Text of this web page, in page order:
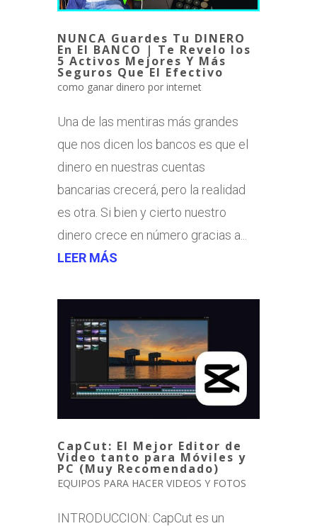
NUNCA Guardes Tu DINERO
En El BANCO | Te Revelo los
5 Activos Mejores Y Más
Seguros Que El Efectivo
como ganar dinero por internet
Una de las mentiras más grandes
que nos dicen los bancos es que el
dinero en nuestras cuentas
bancarias crecerá, pero la realidad
es otra. Si bien y cierto nuestro
dinero crece en número gracias a...
LEER MÁS
CapCut: El Mejor Editor de
Video tanto para Móviles y
PC (Muy Recomendado)
EQUIPOS PARA HACER VIDEOS Y FOTOS
INTRODUCCION: CapCut es un